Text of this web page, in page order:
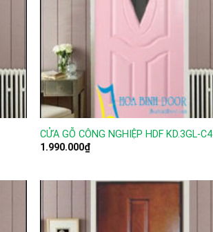
CỬA GỖ CÔNG NGHIỆP HDF KD.3GL-C4
1.990.000₫